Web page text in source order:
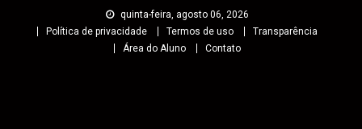
quinta-feira, agosto 06, 2026
Política de privacidade
Termos de uso
Transparência
Área do Aluno
Contato